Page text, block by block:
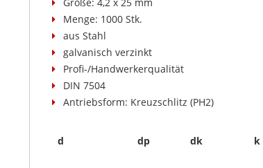
Menge: 1000 Stk.
aus Stahl
galvanisch verzinkt
Profi-/Handwerkerqualität
DIN 7504
Antriebsform: Kreuzschlitz (PH2)
d dp dk k